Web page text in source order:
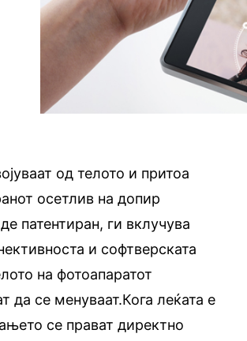
од телото и притоа
осетлив на допир
патентиран, ги вклучува
и софтверската
на фотоапаратот
се менуваат.Кога леќата е
се прават директно